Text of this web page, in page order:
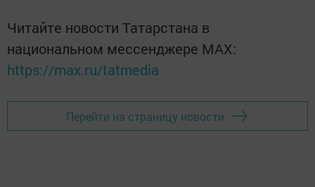
Читайте новости Татарстана в
национальном мессенджере MАХ:
https://max.ru/tatmedia
Перейти на страницу новости